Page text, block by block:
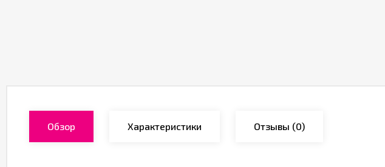
Обзор Характеристики Отзывы (0)